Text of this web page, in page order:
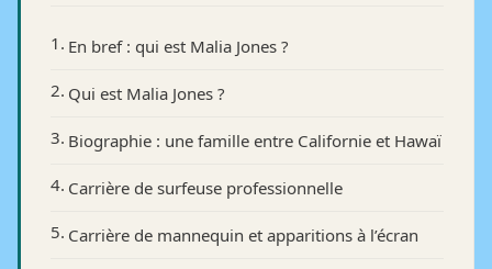
En bref : qui est Malia Jones ?
Qui est Malia Jones ?
Biographie : une famille entre Californie et Hawaï
Carrière de surfeuse professionnelle
Carrière de mannequin et apparitions à l’écran